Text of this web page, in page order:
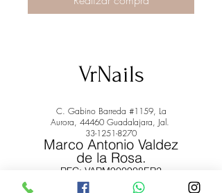
VrNails
C. Gabino Barreda #1159, La
Aurora, 44460 Guadalajara, Jal.
33-1251-8270
Marco Antonio Valdez
de la Rosa.
RFC: VARM900908ER2